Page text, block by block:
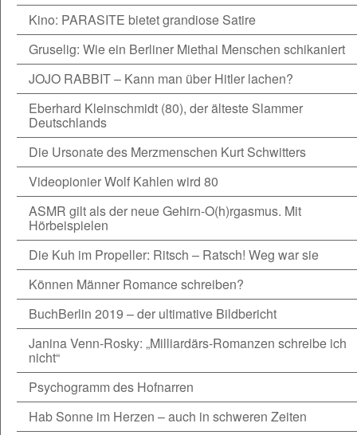
Kino: PARASITE bietet grandiose Satire
Gruselig: Wie ein Berliner Miethai Menschen schikaniert
JOJO RABBIT – Kann man über Hitler lachen?
Eberhard Kleinschmidt (80), der älteste Slammer
Deutschlands
Die Ursonate des Merzmenschen Kurt Schwitters
Videopionier Wolf Kahlen wird 80
ASMR gilt als der neue Gehirn-O(h)rgasmus. Mit
Hörbeispielen
Die Kuh im Propeller: Ritsch – Ratsch! Weg war sie
Können Männer Romance schreiben?
BuchBerlin 2019 – der ultimative Bildbericht
Janina Venn-Rosky: „Milliardärs-Romanzen schreibe ich
nicht“
Psychogramm des Hofnarren
Hab Sonne im Herzen – auch in schweren Zeiten